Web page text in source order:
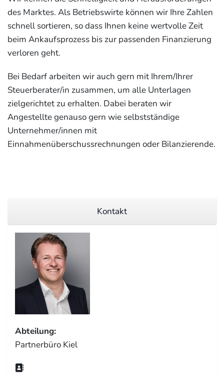
des Marktes. Als Betriebswirte können wir Ihre Zahlen
schnell sortieren, so dass Ihnen keine wertvolle Zeit
beim Ankaufsprozess bis zur passenden Finanzierung
verloren geht.
Bei Bedarf arbeiten wir auch gern mit Ihrem/Ihrer
Steuerberater/in zusammen, um alle Unterlagen
zielgerichtet zu erhalten. Dabei beraten wir
Angestellte genauso gern wie selbstständige
Unternehmer/innen mit
Einnahmenüberschussrechnungen oder Bilanzierende.
Kontakt
Abteilung:
Partnerbüro Kiel